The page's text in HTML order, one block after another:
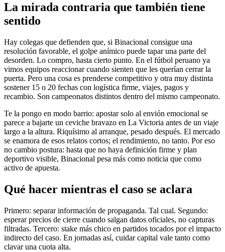
La mirada contraria que también tiene
sentido
Hay colegas que defienden que, si Binacional consigue una
resolución favorable, el golpe anímico puede tapar una parte del
desorden. Lo compro, hasta cierto punto. En el fútbol peruano ya
vimos equipos reaccionar cuando sienten que les querían cerrar la
puerta. Pero una cosa es prenderse competitivo y otra muy distinta
sostener 15 o 20 fechas con logística firme, viajes, pagos y
recambio. Son campeonatos distintos dentro del mismo campeonato.
Te la pongo en modo barrio: apostar solo al envión emocional se
parece a bajarte un ceviche bravazo en La Victoria antes de un viaje
largo a la altura. Riquísimo al arranque, pesado después. El mercado
se enamora de esos relatos cortos; el rendimiento, no tanto. Por eso
no cambio postura: hasta que no haya definición firme y plan
deportivo visible, Binacional pesa más como noticia que como
activo de apuesta.
Qué hacer mientras el caso se aclara
Primero: separar información de propaganda. Tal cual. Segundo:
esperar precios de cierre cuando salgan datos oficiales, no capturas
filtradas. Tercero: stake más chico en partidos tocados por el impacto
indirecto del caso. En jornadas así, cuidar capital vale tanto como
clavar una cuota alta.